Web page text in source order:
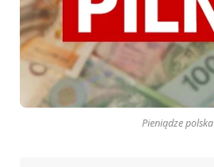
Pieniądze polska